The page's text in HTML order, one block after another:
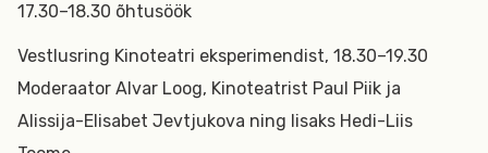
17.30–18.30 õhtusöök
Vestlusring Kinoteatri eksperimendist, 18.30–19.30
Moderaator Alvar Loog, Kinoteatrist Paul Piik ja
Alissija-Elisabet Jevtjukova ning lisaks Hedi-Liis